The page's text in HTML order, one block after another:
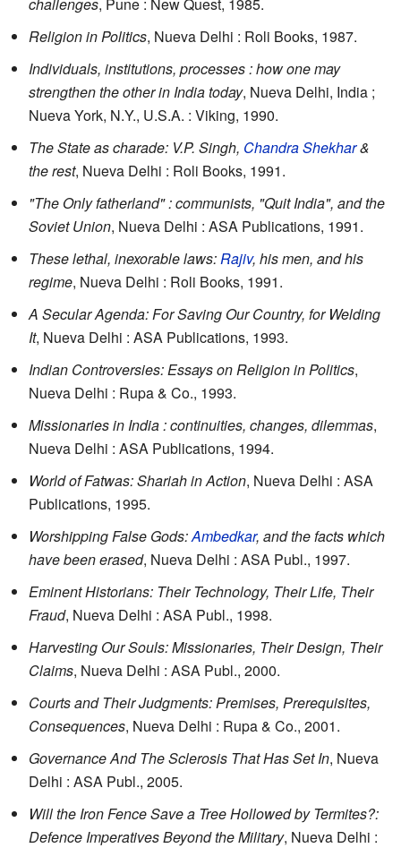
Religion in Politics, Nueva Delhi : Roli Books, 1987.
Individuals, institutions, processes : how one may
strengthen the other in India today, Nueva Delhi, India ;
Nueva York, N.Y., U.S.A. : Viking, 1990.
The State as charade: V.P. Singh, Chandra Shekhar&
the rest, Nueva Delhi : Roli Books, 1991.
"The Only fatherland" : communists, "Quit India", and the
Soviet Union, Nueva Delhi : ASA Publications, 1991.
These lethal, inexorable laws:Rajiv, his men, and his
regime, Nueva Delhi : Roli Books, 1991.
A Secular Agenda: For Saving Our Country, for Welding
It, Nueva Delhi : ASA Publications, 1993.
Indian Controversies: Essays on Religion in Politics,
Nueva Delhi : Rupa & Co., 1993.
Missionaries in India : continuities, changes, dilemmas,
Nueva Delhi : ASA Publications, 1994.
World of Fatwas: Shariah in Action, Nueva Delhi : ASA
Publications, 1995.
Worshipping False Gods:Ambedkar, and the facts which
have been erased, Nueva Delhi : ASA Publ., 1997.
Eminent Historians: Their Technology, Their Life, Their
Fraud, Nueva Delhi : ASA Publ., 1998.
Harvesting Our Souls: Missionaries, Their Design, Their
Claims, Nueva Delhi : ASA Publ., 2000.
Courts and Their Judgments: Premises, Prerequisites,
Consequences, Nueva Delhi : Rupa & Co., 2001.
Governance And The Sclerosis That Has Set In, Nueva
Delhi : ASA Publ., 2005.
Will the Iron Fence Save a Tree Hollowed by Termites?:
Defence Imperatives Beyond the Military, Nueva Delhi :